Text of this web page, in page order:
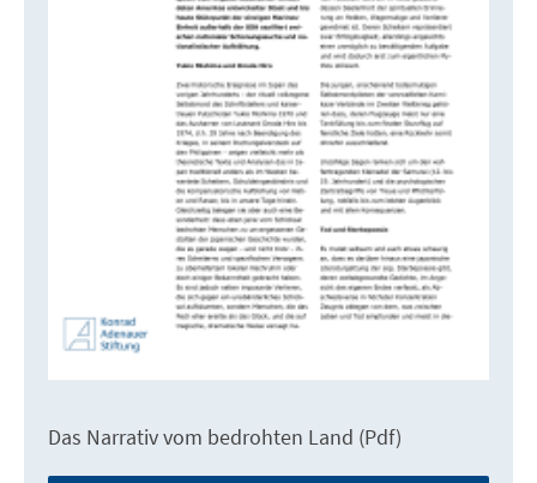
Das Narrativ vom bedrohten Land (Pdf)